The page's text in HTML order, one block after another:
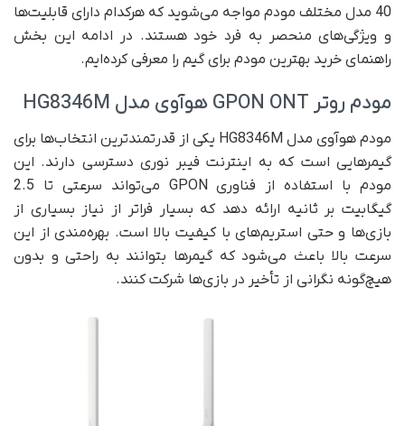
40 مدل مختلف مودم مواجه می‌شوید که هرکدام دارای قابلیت‌ها
و ویژگی‌های منحصر به فرد خود هستند. در ادامه این بخش
راهنمای خرید بهترین مودم برای گیم را معرفی کرده‌ایم.
مودم روتر GPON ONT هوآوی مدل HG8346M
مودم هوآوی مدل HG8346M یکی از قدرتمندترین انتخاب‌ها برای
گیمرهایی است که به اینترنت فیبر نوری دسترسی دارند. این
مودم با استفاده از فناوری GPON می‌تواند سرعتی تا 2.5
گیگابیت بر ثانیه ارائه دهد که بسیار فراتر از نیاز بسیاری از
بازی‌ها و حتی استریم‌های با کیفیت بالا است. بهره‌مندی از این
سرعت بالا باعث می‌شود که گیمرها بتوانند به راحتی و بدون
هیچ‌گونه نگرانی از تأخیر در بازی‌ها شرکت کنند.